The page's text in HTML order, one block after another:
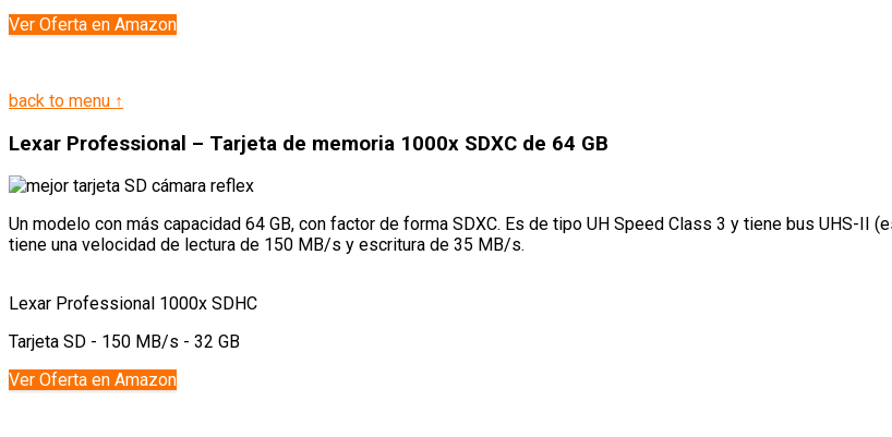
Ver Oferta en Amazon
back to menu ↑
Lexar Professional – Tarjeta de memoria 1000x SDXC de 64 GB
Un modelo con más capacidad 64 GB, con factor de forma SDXC. Es de tipo UH Speed Class 3 y tiene bus UHS-II
tiene una velocidad de lectura de 150 MB/s y escritura de 35 MB/s.
Lexar Professional 1000x SDHC
Tarjeta SD - 150 MB/s - 32 GB
Ver Oferta en Amazon